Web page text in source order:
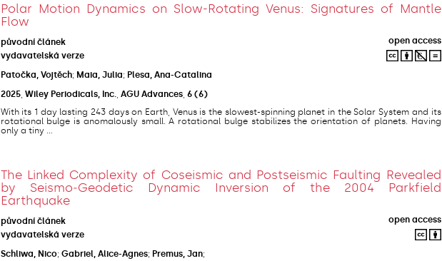
Polar Motion Dynamics on Slow-Rotating Venus: Signatures of Mantle
Flow
původní článek
open access
vydavatelská verze
Patočka, Vojtěch; Maia, Julia; Plesa, Ana-Catalina
2025, Wiley Periodicals, Inc. AGU Advances, 6 (6)
With its 1 day lasting 243 days on Earth, Venus is the slowest-spinning planet in the Solar System and its
rotational bulge is anomalously small. A rotational bulge stabilizes the orientation of planets. Having
only a tiny ...
The Linked Complexity of Coseismic and Postseismic Faulting Revealed
by Seismo‐Geodetic Dynamic Inversion of the 2004 Parkfield
Earthquake
původní článek
open access
vydavatelská verze
Schliwa, Nico; Gabriel, Alice-Agnes; Premus, Jan;